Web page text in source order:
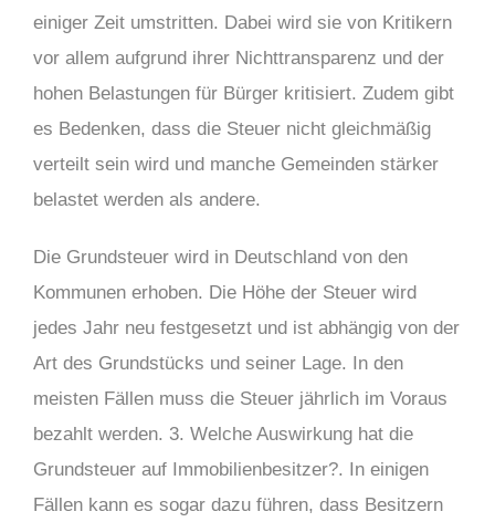
einiger Zeit umstritten. Dabei wird sie von Kritikern
vor allem aufgrund ihrer Nichttransparenz und der
hohen Belastungen für Bürger kritisiert. Zudem gibt
es Bedenken, dass die Steuer nicht gleichmäßig
verteilt sein wird und manche Gemeinden stärker
belastet werden als andere.
Die Grundsteuer wird in Deutschland von den
Kommunen erhoben. Die Höhe der Steuer wird
jedes Jahr neu festgesetzt und ist abhängig von der
Art des Grundstücks und seiner Lage. In den
meisten Fällen muss die Steuer jährlich im Voraus
bezahlt werden. 3. Welche Auswirkung hat die
Grundsteuer auf Immobilienbesitzer?. In einigen
Fällen kann es sogar dazu führen, dass Besitzern